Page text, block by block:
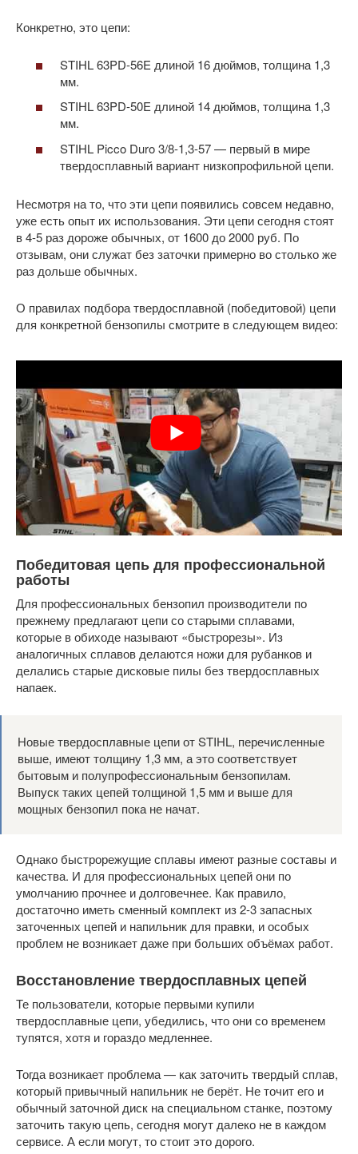
Конкретно, это цепи:
STIHL 63PD-56E длиной 16 дюймов, толщина 1,3
мм.
STIHL 63PD-50E длиной 14 дюймов, толщина 1,3
мм.
STIHL Picco Duro 3/8-1,3-57 — первый в мире
твердосплавный вариант низкопрофильной цепи.
Несмотря на то, что эти цепи появились совсем недавно,
уже есть опыт их использования. Эти цепи сегодня стоят
в 4-5 раз дороже обычных, от 1600 до 2000 руб. По
отзывам, они служат без заточки примерно во столько же
раз дольше обычных.
О правилах подбора твердосплавной (победитовой) цепи
для конкретной бензопилы смотрите в следующем видео:
Победитовая цепь для профессиональной
работы
Для профессиональных бензопил производители по
прежнему предлагают цепи со старыми сплавами,
которые в обиходе называют «быстрорезы». Из
аналогичных сплавов делаются ножи для рубанков и
делались старые дисковые пилы без твердосплавных
напаек.
Новые твердосплавные цепи от STIHL, перечисленные
выше, имеют толщину 1,3 мм, а это соответствует
бытовым и полупрофессиональным бензопилам.
Выпуск таких цепей толщиной 1,5 мм и выше для
мощных бензопил пока не начат.
Однако быстрорежущие сплавы имеют разные составы и
качества. И для профессиональных цепей они по
умолчанию прочнее и долговечнее. Как правило,
достаточно иметь сменный комплект из 2-3 запасных
заточенных цепей и напильник для правки, и особых
проблем не возникает даже при больших объёмах работ.
Восстановление твердосплавных цепей
Те пользователи, которые первыми купили
твердосплавные цепи, убедились, что они со временем
тупятся, хотя и гораздо медленнее.
Тогда возникает проблема — как заточить твердый сплав,
который привычный напильник не берёт. Не точит его и
обычный заточной диск на специальном станке, поэтому
заточить такую цепь, сегодня могут далеко не в каждом
сервисе. А если могут, то стоит это дорого.